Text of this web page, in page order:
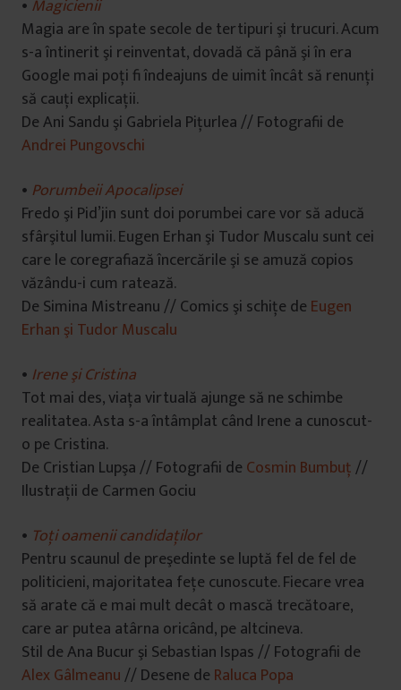
• Magicienii
Magia are în spate secole de tertipuri şi trucuri. Acum
s-a întinerit şi reinventat, dovadă că până şi în era
Google mai poţi fi îndeajuns de uimit încât să renunţi
să cauţi explicaţii.
De Ani Sandu şi Gabriela Piţurlea // Fotografii de
Andrei Pungovschi
• Porumbeii Apocalipsei
Fredo şi Pid’jin sunt doi porumbei care vor să aducă
sfârşitul lumii. Eugen Erhan şi Tudor Muscalu sunt cei
care le coregrafiază încercările şi se amuză copios
văzându-i cum ratează.
De Simina Mistreanu // Comics şi schiţe de Eugen
Erhan şi Tudor Muscalu
• Irene şi Cristina
Tot mai des, viaţa virtuală ajunge să ne schimbe
realitatea. Asta s-a întâmplat când Irene a cunoscut-
o pe Cristina.
De Cristian Lupşa // Fotografii de Cosmin Bumbuț//
Ilustrații de Carmen Gociu
• Toţi oamenii candidaţilor
Pentru scaunul de preşedinte se luptă fel de fel de
politicieni, majoritatea feţe cunoscute. Fiecare vrea
să arate că e mai mult decât o mască trecătoare,
care ar putea atârna oricând, pe altcineva.
Stil de Ana Bucur şi Sebastian Ispas // Fotografii de
Alex Gâlmeanu// Desene de Raluca Popa